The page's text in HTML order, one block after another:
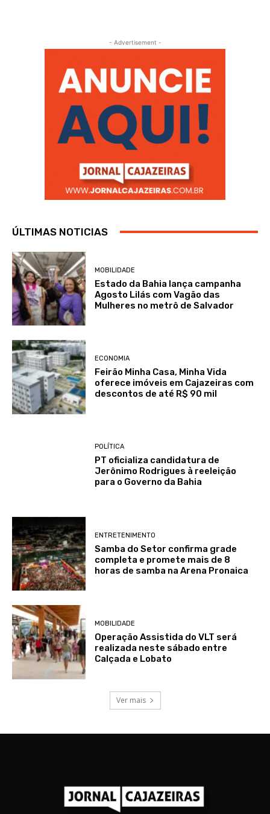
- Advertisement -
ÚLTIMAS NOTICIAS
MOBILIDADE
Estado da Bahia lança campanha
Agosto Lilás com Vagão das
Mulheres no metrô de Salvador
ECONOMIA
Feirão Minha Casa, Minha Vida
oferece imóveis em Cajazeiras com
descontos de até R$ 90 mil
POLÍTICA
PT oficializa candidatura de
Jerônimo Rodrigues à reeleição
para o Governo da Bahia
ENTRETENIMENTO
Samba do Setor confirma grade
completa e promete mais de 8
horas de samba na Arena Pronaica
MOBILIDADE
Operação Assistida do VLT será
realizada neste sábado entre
Calçada e Lobato
Ver mais